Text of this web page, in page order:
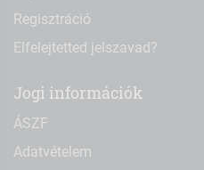
Regisztráció
Elfelejtetted jelszavad?
Jogi információk
ÁSZF
Adatvételem